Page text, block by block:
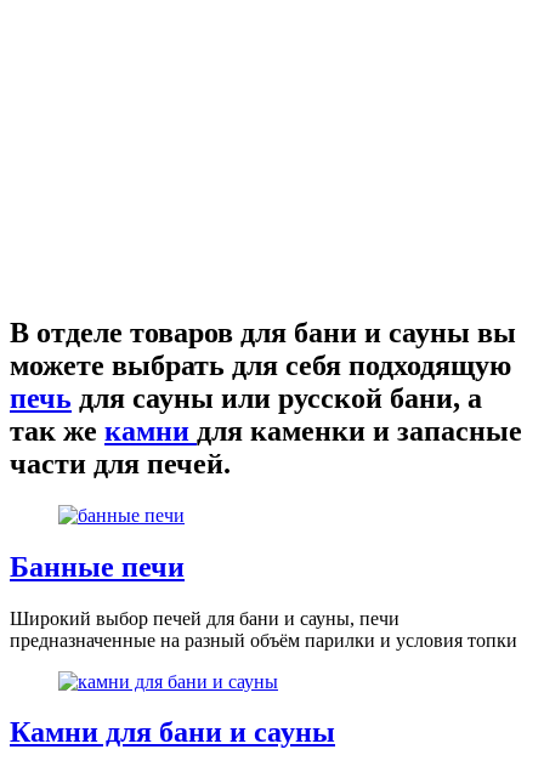
В отделе товаров для бани и сауны вы
можете выбрать для себя подходящую
печь для сауны или русской бани, а
так же камни для каменки и запасные
части для печей.
Банные печи
Широкий выбор печей для бани и сауны, печи
предназначенные на разный объём парилки и условия топки
Камни для бани и сауны